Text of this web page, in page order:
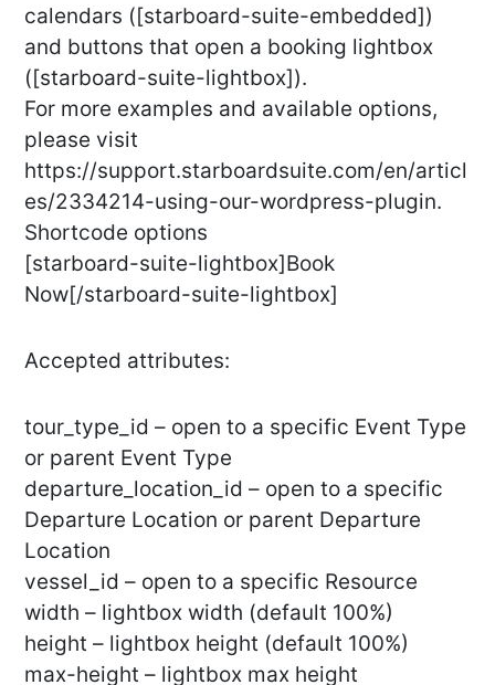
calendars ([starboard-suite-embedded])
and buttons that open a booking lightbox
([starboard-suite-lightbox]).
For more examples and available options,
please visit
https://support.starboardsuite.com/en/articl
es/2334214-using-our-wordpress-plugin.
Shortcode options
[starboard-suite-lightbox]Book
Now[/starboard-suite-lightbox]
Accepted attributes:
tour_type_id – open to a specific Event Type
or parent Event Type
departure_location_id – open to a specific
Departure Location or parent Departure
Location
vessel_id – open to a specific Resource
width – lightbox width (default 100%)
height – lightbox height (default 100%)
max-height – lightbox max height